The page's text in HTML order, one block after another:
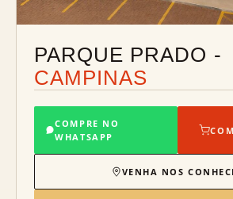
PARQUE PRADO -
CAMPINAS
COMPRE NO
WHATSAPP
VENHA NOS